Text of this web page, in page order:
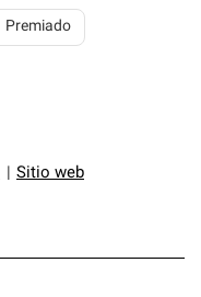
Sitio web
Premiado